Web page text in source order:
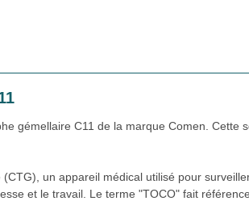
gémellaire C11 de la marque Comen. Cette
un appareil médical utilisé pour
et le travail. Le terme "TOCO" fait